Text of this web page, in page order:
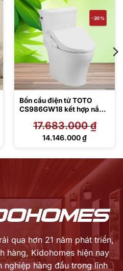
-20%
Bồn cầu điện tử TOTO
CS986GW18 kết hợp nắp
TCF23710AAA C2 Simple
17.683.000₫
Giá
17.683.000 ₫.
14.146.000₫
Giá
14.146.000 ₫.
qua hơn 21 năm phát triển,
hàng, Kidohomes hiện nay
nghiệp hàng đầu trong lĩnh